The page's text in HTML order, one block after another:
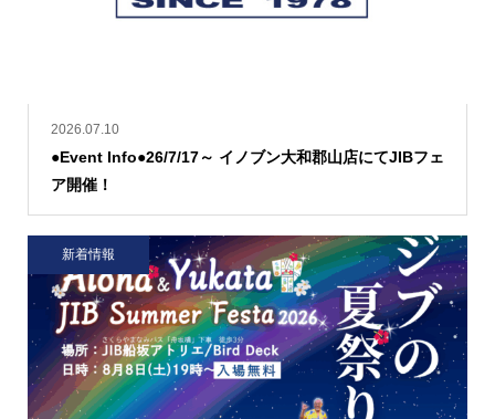
2026.07.10
●Event Info●26/7/17～ イノブン大和郡山店にてJIBフェ
ア開催！
新着情報